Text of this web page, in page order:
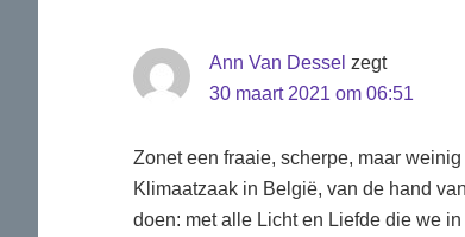
Ann Van Dessel zegt
30 maart 2021 om 06:51
Zonet een fraaie, scherpe, maar
Klimaatzaak in België, van de hand
doen: met alle Licht en Liefde die we